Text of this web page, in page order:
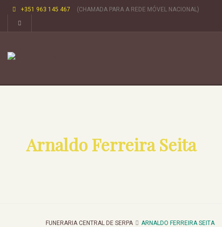
+351 963 145 467 (CHAMADA PARA A REDE MÓVEL NACIONAL)
Arnaldo Ferreira Seita
FUNERARIA CENTRAL DE SERPA ARNALDO FERREIRA SEITA